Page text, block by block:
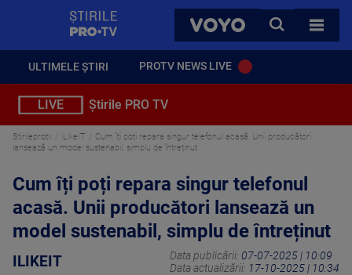
VOYO
CAUTA
TOATE
ULTIMELE ȘTIRI PROTV NEWS LIVE
LIVE Știrile PRO TV
Stirileprotv iLikeIT
Cum îți poți repara singur telefonul acasă. Unii producători
lansează un model sustenabil, simplu de întreținut
Cum îți poți repara singur telefonul
acasă. Unii producători lansează un
model sustenabil, simplu de întreținut
ILIKEIT Data publicării: 07-07-2025 | 10:09
Data actualizării: 17-10-2025 | 10:34